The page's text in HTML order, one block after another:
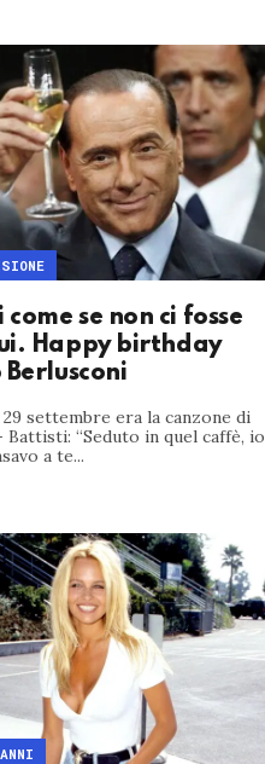
come se non ci fosse
Happy birthday
Berlusconi
settembre era la canzone di
“Seduto in quel caffè, io
a te...